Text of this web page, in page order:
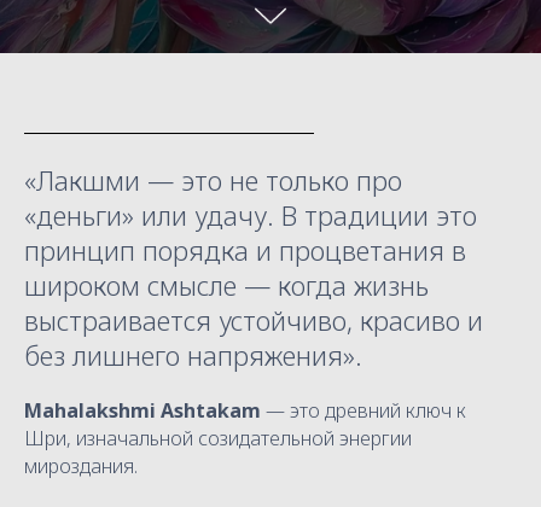
«Лакшми — это не только про
«деньги» или удачу. В традиции это
принцип порядка и процветания в
широком смысле — когда жизнь
выстраивается устойчиво, красиво и
без лишнего напряжения».
Mahalakshmi Ashtakam — это древний ключ к
Шри, изначальной созидательной энергии
мироздания.